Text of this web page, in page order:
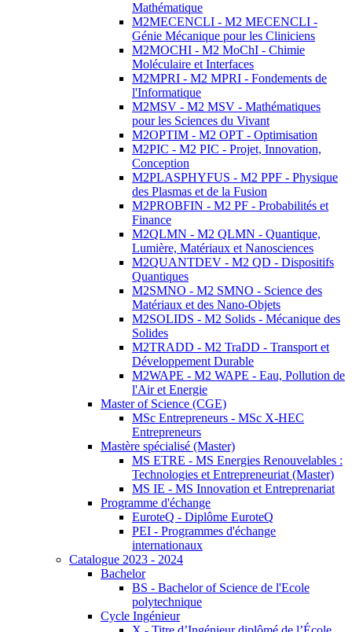
Mathématique
M2MECENCLI - M2 MECENCLI -
Génie Mécanique pour les Cliniciens
M2MOCHI - M2 MoChI - Chimie
Moléculaire et Interfaces
M2MPRI - M2 MPRI - Fondements de
l'Informatique
M2MSV - M2 MSV - Mathématiques
pour les Sciences du Vivant
M2OPTIM - M2 OPT - Optimisation
M2PIC - M2 PIC - Projet, Innovation,
Conception
M2PLASPHYFUS - M2 PPF - Physique
des Plasmas et de la Fusion
M2PROBFIN - M2 PF - Probabilités et
Finance
M2QLMN - M2 QLMN - Quantique,
Lumière, Matériaux et Nanosciences
M2QUANTDEV - M2 QD - Dispositifs
Quantiques
M2SMNO - M2 SMNO - Science des
Matériaux et des Nano-Objets
M2SOLIDS - M2 Solids - Mécanique des
Solides
M2TRADD - M2 TraDD - Transport et
Développement Durable
M2WAPE - M2 WAPE - Eau, Pollution de
l'Air et Energie
Master of Science (CGE)
MSc Entrepreneurs - MSc X-HEC
Entrepreneurs
Mastère spécialisé (Master)
MS ETRE - MS Energies Renouvelables :
Technologies et Entrepreneuriat (Master)
MS IE - MS Innovation et Entreprenariat
Programme d'échange
EuroteQ - Diplôme EuroteQ
PEI - Programmes d'échange
internationaux
Catalogue 2023 - 2024
Bachelor
BS - Bachelor of Science de l'Ecole
polytechnique
Cycle Ingénieur